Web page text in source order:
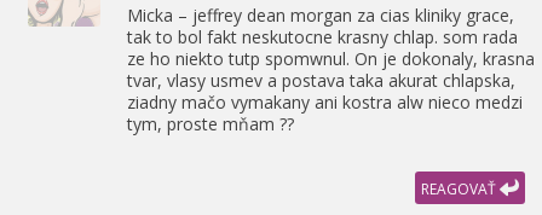
Micka – jeffrey dean morgan za cias kliniky grace,
tak to bol fakt neskutocne krasny chlap. som rada
ze ho niekto tutp spomwnul. On je dokonaly, krasna
tvar, vlasy usmev a postava taka akurat chlapska,
ziadny mačo vymakany ani kostra alw nieco medzi
tym, proste mňam ??
REAGOVAŤ